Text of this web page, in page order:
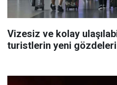
Vizesiz ve kolay
turistlerin yeni